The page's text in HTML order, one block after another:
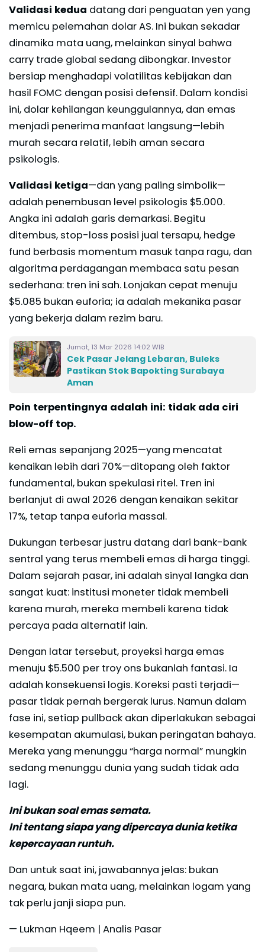
Validasi kedua datang dari penguatan yen yang
memicu pelemahan dolar AS. Ini bukan sekadar
dinamika mata uang, melainkan sinyal bahwa
carry trade global sedang dibongkar. Investor
bersiap menghadapi volatilitas kebijakan dan
hasil FOMC dengan posisi defensif. Dalam kondisi
ini, dolar kehilangan keunggulannya, dan emas
menjadi penerima manfaat langsung—lebih
murah secara relatif, lebih aman secara
psikologis.
Validasi ketiga—dan yang paling simbolik—
adalah penembusan level psikologis $5.000.
Angka ini adalah garis demarkasi. Begitu
ditembus, stop-loss posisi jual tersapu, hedge
fund berbasis momentum masuk tanpa ragu, dan
algoritma perdagangan membaca satu pesan
sederhana: tren ini sah. Lonjakan cepat menuju
$5.085 bukan euforia; ia adalah mekanika pasar
yang bekerja dalam rezim baru.
Jumat, 13 Mar 2026 14:02 WIB
Cek Pasar Jelang Lebaran, Buleks
Pastikan Stok Bapokting Surabaya
Aman
Poin terpentingnya adalah ini: tidak ada ciri
blow-off top.
Reli emas sepanjang 2025—yang mencatat
kenaikan lebih dari 70%—ditopang oleh faktor
fundamental, bukan spekulasi ritel. Tren ini
berlanjut di awal 2026 dengan kenaikan sekitar
17%, tetap tanpa euforia massal.
Dukungan terbesar justru datang dari bank-bank
sentral yang terus membeli emas di harga tinggi.
Dalam sejarah pasar, ini adalah sinyal langka dan
sangat kuat: institusi moneter tidak membeli
karena murah, mereka membeli karena tidak
percaya pada alternatif lain.
Dengan latar tersebut, proyeksi harga emas
menuju $5.500 per troy ons bukanlah fantasi. Ia
adalah konsekuensi logis. Koreksi pasti terjadi—
pasar tidak pernah bergerak lurus. Namun dalam
fase ini, setiap pullback akan diperlakukan sebagai
kesempatan akumulasi, bukan peringatan bahaya.
Mereka yang menunggu “harga normal” mungkin
sedang menunggu dunia yang sudah tidak ada
lagi.
Ini bukan soal emas semata.
Ini tentang siapa yang dipercaya dunia ketika
kepercayaan runtuh.
Dan untuk saat ini, jawabannya jelas: bukan
negara, bukan mata uang, melainkan logam yang
tak perlu janji siapa pun.
— Lukman Hqeem | Analis Pasar